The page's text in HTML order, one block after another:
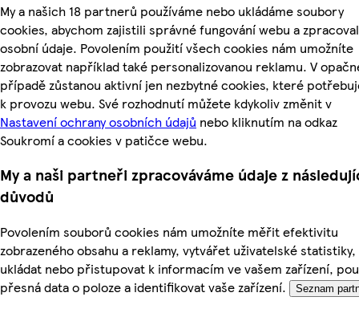
My a našich 18 partnerů používáme nebo ukládáme soubory
cookies, abychom zajistili správné fungování webu a
osobní údaje. Povolením použití všech cookies nám umožníte
zobrazovat například také personalizovanou reklamu. V
případě zůstanou aktivní jen nezbytné cookies, které
k provozu webu. Své rozhodnutí můžete kdykoliv změnit v
Nastavení ochrany osobních údajů nebo kliknutím na odkaz
Soukromí a cookies v patičce webu.
My a naši partneři zpracováváme údaje z
důvodů
Povolením souborů cookies nám umožníte měřit efektivitu
zobrazeného obsahu a reklamy, vytvářet uživatelské statistiky,
ukládat nebo přistupovat k informacím ve vašem zařízení,
přesná data o poloze a identifikovat vaše zařízení.
Seznam